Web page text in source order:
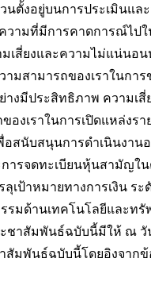
ตั้งอยู่บนการประเมินแล
วามที่มีการคาดการณ์ไป
สี่ยงและความไม่แน่นอน
มสามารถของเราในกา
มีประสิทธิภาพ ความเสี่
องเราในการเปิดแหล่งร
สนับสนุนการดำเนินงานอ
การจดทะเบียนหุ้นสามัญใ
ป้าหมายทางการเงิน ร
รรมด้านเทคโนโลยีและท
ะชาสัมพันธ์ฉบับนี้มีให้ ณ
สัมพันธ์ฉบับนี้โดยอิงจาก